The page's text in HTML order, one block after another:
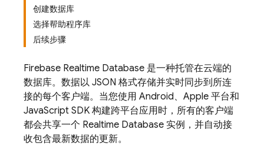
创建数据库
选择帮助程序库
后续步骤
Firebase Realtime Database 是一种托管在云端的
数据库。数据以 JSON 格式存储并实时同步到所连
接的每个客户端。当您使用 Android、Apple 平台和
JavaScript SDK 构建跨平台应用时，所有的客户端
都会共享一个 Realtime Database 实例，并自动接
收包含最新数据的更新。